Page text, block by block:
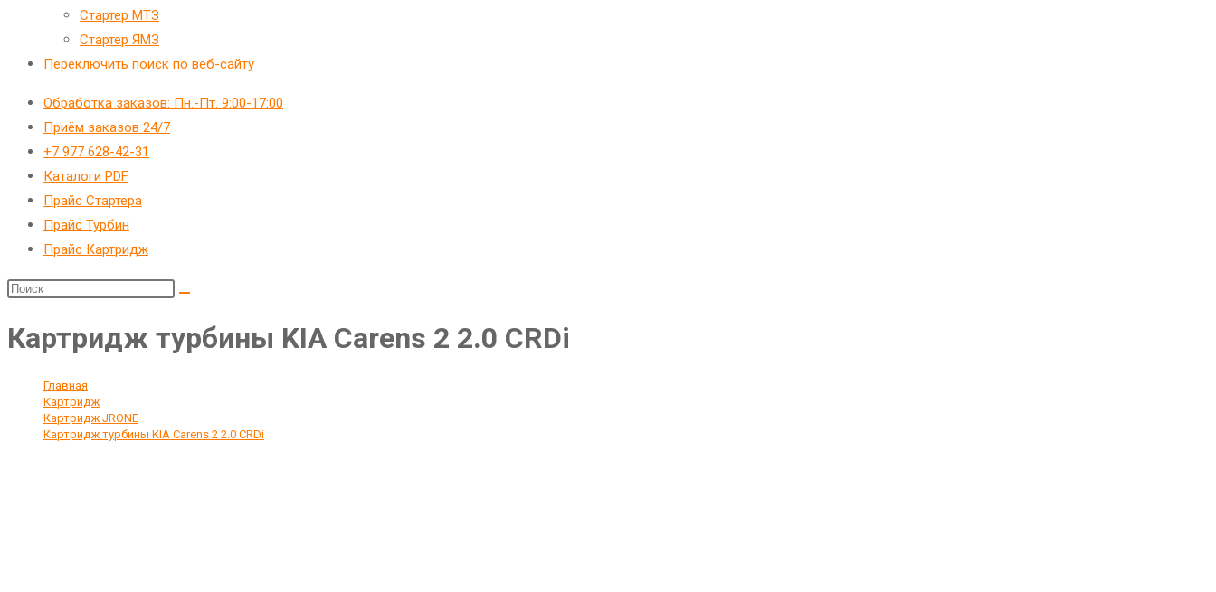
Стартер МТЗ
Стартер ЯМЗ
Переключить поиск по веб-сайту
Обработка заказов: Пн.-Пт. 9:00-17:00
Приём заказов 24/7
+7 977 628-42-31
Каталоги PDF
Прайс Стартера
Прайс Турбин
Прайс Картридж
Картридж турбины KIA Carens 2 2.0 CRDi
Главная
Картридж
Картридж JRONE
Картридж турбины KIA Carens 2 2.0 CRDi